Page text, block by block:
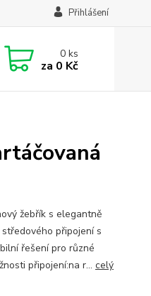
Přihlášení
0ks
za 0 Kč
žebřík s elegantně
připojení s
řešení pro různé
připojení:na r... celý